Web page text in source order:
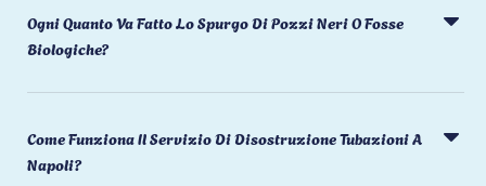
Ogni Quanto Va Fatto Lo Spurgo Di Pozzi Neri O Fosse
Biologiche?
Come Funziona Il Servizio Di Disostruzione Tubazioni A
Napoli?